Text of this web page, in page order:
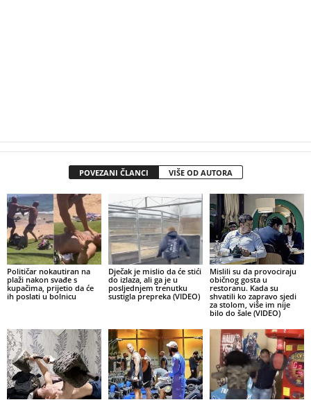
POVEZANI ČLANCI VIŠE OD AUTORA
Političar nokautiran na
plaži nakon svađe s
kupačima, prijetio da će
ih poslati u bolnicu
Dječak je mislio da će stići
do izlaza, ali ga je u
posljednjem trenutku
sustigla prepreka (VIDEO)
Mislili su da provociraju
običnog gosta u
restoranu. Kada su
shvatili ko zapravo sjedi
za stolom, više im nije
bilo do šale (VIDEO)